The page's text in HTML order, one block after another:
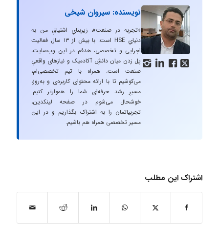
   
نویسنده: سیروان شیخی
«تجربه در صنعت»، زیربنایِ اشتیاقِ من به
دنیایِ HSE است. با بیش از ۱۳ سال فعالیت
اجرایی و تخصصی، هدفم در این وب‌سایت،
پل زدن میان دانشِ آکادمیک و نیازهای واقعیِ
صنعت است. همراه با تیم تخصصی‌ام،
می‌کوشیم تا با ارائه محتوای کاربردی و به‌روز،
مسیرِ رشد حرفه‌ای شما را هموارتر کنیم.
خوشحال می‌شوم در صفحه لینکدین،
تجربیاتمان را به اشتراک بگذاریم و در این
مسیر تخصصی همراه هم باشیم.
اشتراک این مطلب